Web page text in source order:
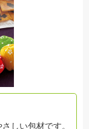
しい包材です。